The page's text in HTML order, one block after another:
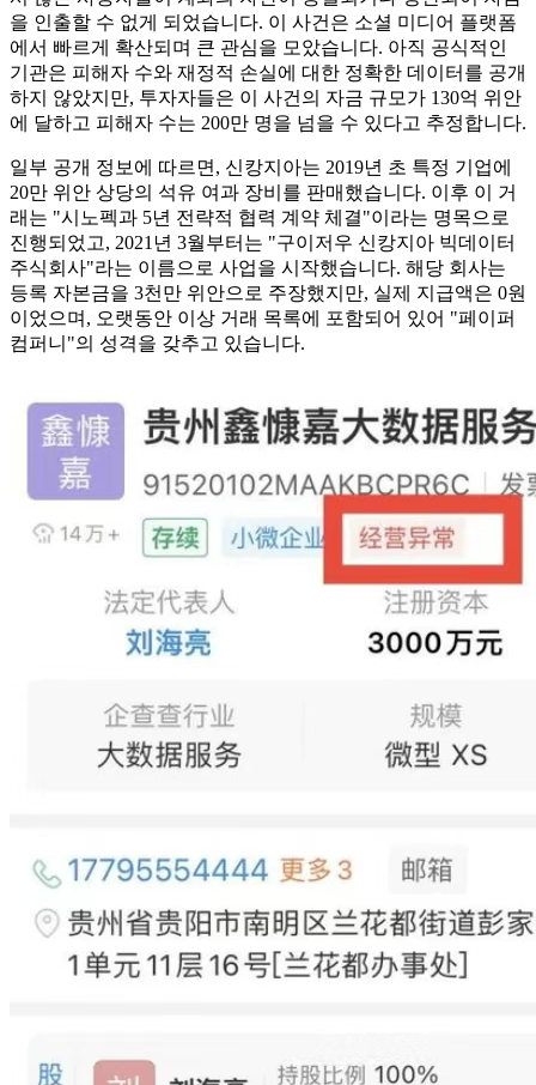
을 인출할 수 없게 되었습니다. 이 사건은 소셜 미디어 플랫폼
에서 빠르게 확산되며 큰 관심을 모았습니다. 아직 공식적인
기관은 피해자 수와 재정적 손실에 대한 정확한 데이터를 공개
하지 않았지만, 투자자들은 이 사건의 자금 규모가 130억 위안
에 달하고 피해자 수는 200만 명을 넘을 수 있다고 추정합니다.
일부 공개 정보에 따르면, 신캉지아는 2019년 초 특정 기업에
20만 위안 상당의 석유 여과 장비를 판매했습니다. 이후 이 거
래는 "시노펙과 5년 전략적 협력 계약 체결"이라는 명목으로
진행되었고, 2021년 3월부터는 "구이저우 신캉지아 빅데이터
주식회사"라는 이름으로 사업을 시작했습니다. 해당 회사는
등록 자본금을 3천만 위안으로 주장했지만, 실제 지급액은 0원
이었으며, 오랫동안 이상 거래 목록에 포함되어 있어 "페이퍼
컴퍼니"의 성격을 갖추고 있습니다.